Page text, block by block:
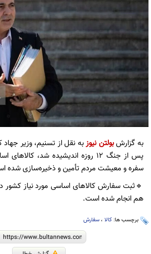
به گزارشبولتن نیوزبه نقل از تسنیم، وزیر جهاد
پس از جنگ ۱۲ روزه اندیشیده شد،
سفره و معیشت مردم تأمین و ذخیره‌سازی شده
هم انجام شده است.
برچسب ها: کالا ، سفارش